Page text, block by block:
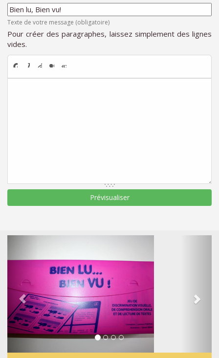
Texte de votre message (obligatoire)
Pour créer des paragraphes, laissez simplement des lignes
vides.